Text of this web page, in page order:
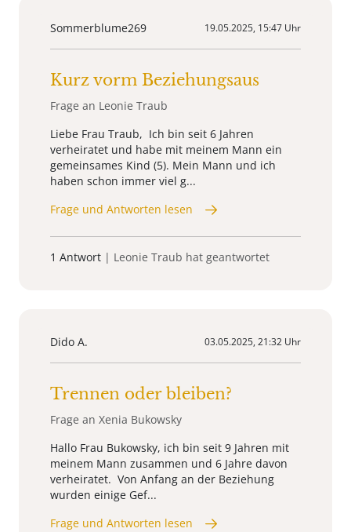
Sommerblume269 19.05.2025, 15:47 Uhr
Kurz vorm Beziehungsaus
Frage an Leonie Traub
Liebe Frau Traub, Ich bin seit 6 Jahren
verheiratet und habe mit meinem Mann ein
gemeinsames Kind (5). Mein Mann und ich
haben schon immer viel g...
Frage und Antworten lesen
1 Antwort | Leonie Traub hat geantwortet
Dido A. 03.05.2025, 21:32 Uhr
Trennen oder bleiben?
Frage an Xenia Bukowsky
Hallo Frau Bukowsky, ich bin seit 9 Jahren mit
meinem Mann zusammen und 6 Jahre davon
verheiratet. Von Anfang an der Beziehung
wurden einige Gef...
Frage und Antworten lesen